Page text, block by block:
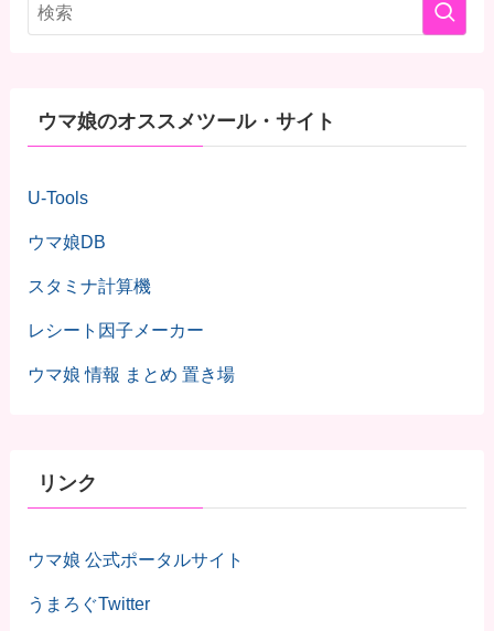
ウマ娘のオススメツール・サイト
U-Tools
ウマ娘DB
スタミナ計算機
レシート因子メーカー
ウマ娘 情報 まとめ 置き場
リンク
ウマ娘 公式ポータルサイト
うまろぐTwitter